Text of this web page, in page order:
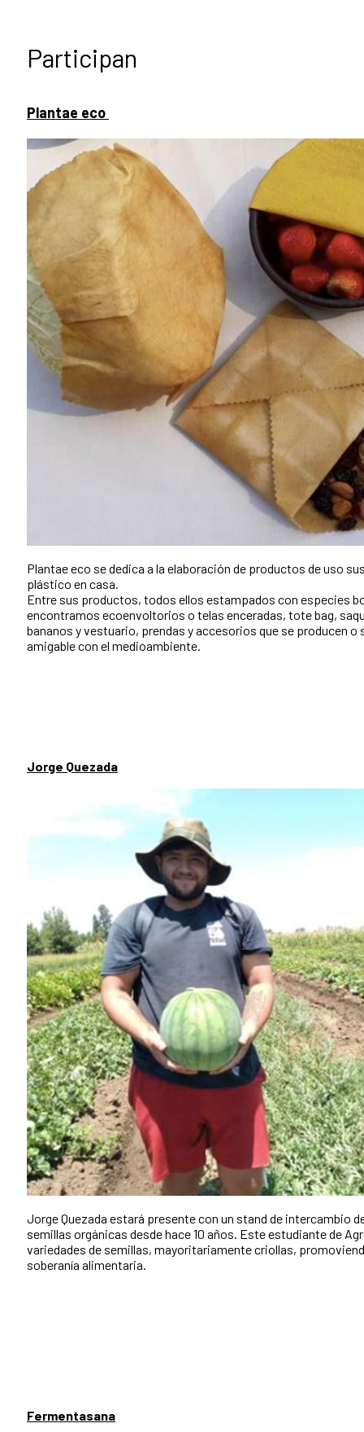
Participan
Plantae eco
Plantae eco se dedica a la elaboración de productos de uso
plástico en casa.
Entre sus productos, todos ellos estampados con especies
encontramos ecoenvoltorios o telas enceradas, tote bag,
bananos y vestuario, prendas y accesorios que se producen o
amigable con el medioambiente.
Jorge Quezada
Jorge Quezada estará presente con un stand de intercambio
semillas orgánicas desde hace 10 años. Este estudiante de
variedades de semillas, mayoritariamente criollas,
soberanía alimentaria.
Fermentasana